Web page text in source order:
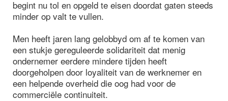
begint nu tol en opgeld te eisen doordat gaten steeds
minder op valt te vullen.
Men heeft jaren lang gelobbyd om af te komen van
een stukje gereguleerde solidariteit dat menig
ondernemer eerdere mindere tijden heeft
doorgeholpen door loyaliteit van de werknemer en
een helpende overheid die oog had voor de
commerciële continuiteit.